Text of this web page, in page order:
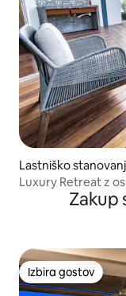
Lastniško
Luxury Retreat z
Zakup
Izbira gostov
Izbira gostov